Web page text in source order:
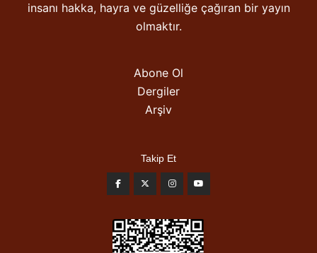
insanı hakka, hayra ve güzelliğe çağıran bir yayın
olmaktır.
Abone Ol
Dergiler
Arşiv
Takip Et